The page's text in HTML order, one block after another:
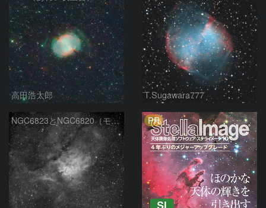
高田浩太郎 T.Sugawara777
NGC6823とNGC6820（モノクロ） PR